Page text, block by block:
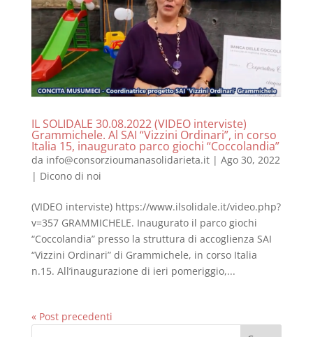
IL SOLIDALE 30.08.2022 (VIDEO interviste)
Grammichele. Al SAI “Vizzini Ordinari”, in corso
Italia 15, inaugurato parco giochi “Coccolandia”
da info@consorzioumanasolidarieta.it| Ago 30, 2022
| Dicono di noi
(VIDEO interviste) https://www.ilsolidale.it/video.php?
v=357 GRAMMICHELE. Inaugurato il parco giochi
“Coccolandia” presso la struttura di accoglienza SAI
“Vizzini Ordinari” di Grammichele, in corso Italia
n.15. All’inaugurazione di ieri pomeriggio,...
« Post precedenti